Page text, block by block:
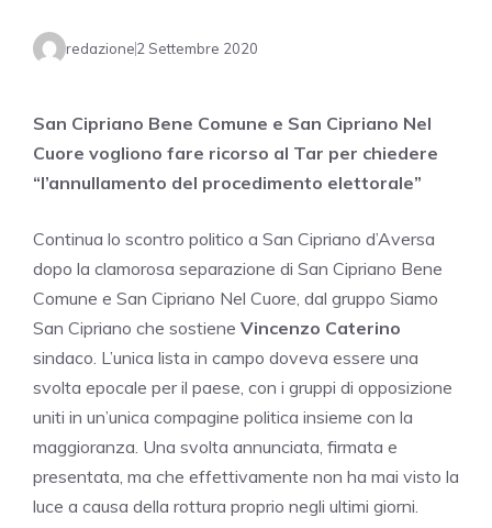
redazione2 Settembre 2020
San Cipriano Bene Comune e San Cipriano Nel
Cuore vogliono fare ricorso al Tar per chiedere
“l’annullamento del procedimento elettorale”
Continua lo scontro politico a San Cipriano d’Aversa
dopo la clamorosa separazione di San Cipriano Bene
Comune e San Cipriano Nel Cuore, dal gruppo Siamo
San Cipriano che sostiene Vincenzo Caterino
sindaco. L’unica lista in campo doveva essere una
svolta epocale per il paese, con i gruppi di opposizione
uniti in un’unica compagine politica insieme con la
maggioranza. Una svolta annunciata, firmata e
presentata, ma che effettivamente non ha mai visto la
luce a causa della rottura proprio negli ultimi giorni.